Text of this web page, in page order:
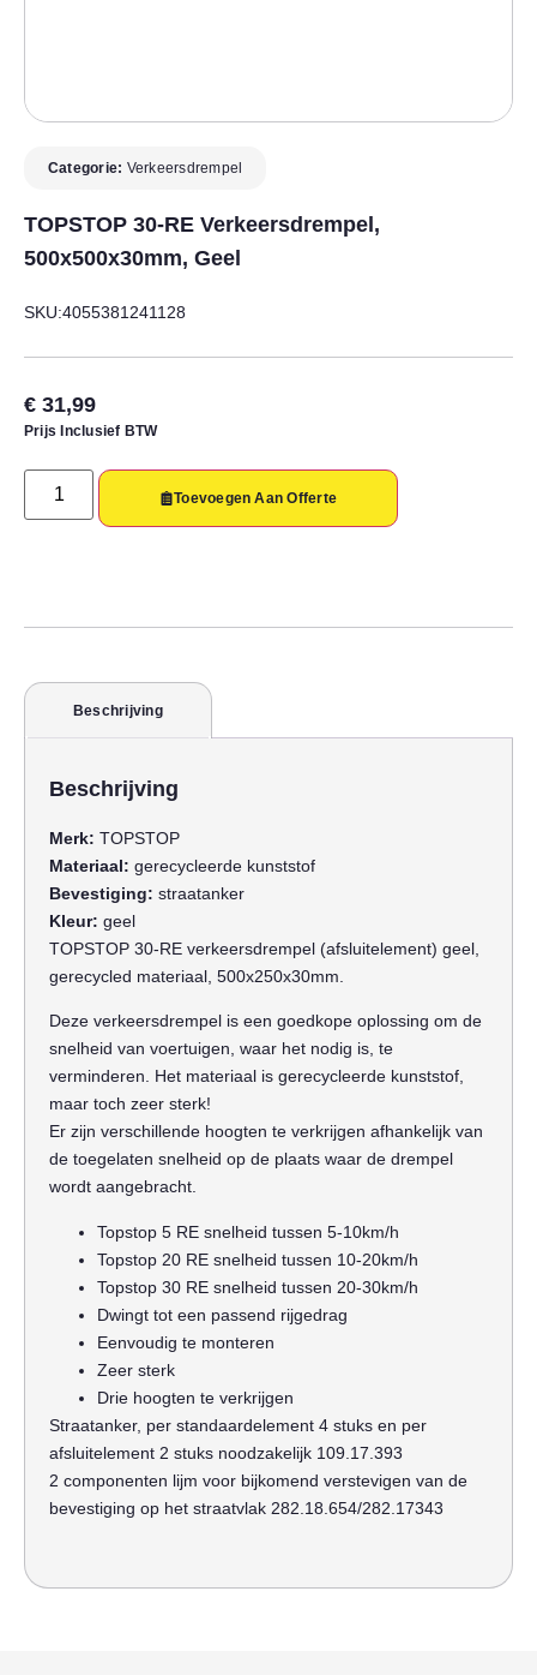
Categorie: Verkeersdrempel
TOPSTOP 30-RE Verkeersdrempel,
500x500x30mm, Geel
SKU:4055381241128
€ 31,99
Prijs Inclusief BTW
Toevoegen Aan Offerte
Beschrijving
Beschrijving
Merk: TOPSTOP
Materiaal: gerecycleerde kunststof
Bevestiging: straatanker
Kleur: geel
TOPSTOP 30-RE verkeersdrempel (afsluitelement) geel,
gerecycled materiaal, 500x250x30mm.
Deze verkeersdrempel is een goedkope oplossing om de
snelheid van voertuigen, waar het nodig is, te
verminderen. Het materiaal is gerecycleerde kunststof,
maar toch zeer sterk!
Er zijn verschillende hoogten te verkrijgen afhankelijk van
de toegelaten snelheid op de plaats waar de drempel
wordt aangebracht.
Topstop 5 RE snelheid tussen 5-10km/h
Topstop 20 RE snelheid tussen 10-20km/h
Topstop 30 RE snelheid tussen 20-30km/h
Dwingt tot een passend rijgedrag
Eenvoudig te monteren
Zeer sterk
Drie hoogten te verkrijgen
Straatanker, per standaardelement 4 stuks en per
afsluitelement 2 stuks noodzakelijk 109.17.393
2 componenten lijm voor bijkomend verstevigen van de
bevestiging op het straatvlak 282.18.654/282.17343